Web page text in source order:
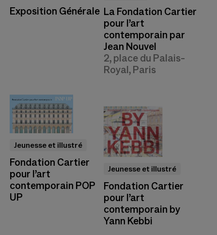
Exposition Générale La Fondation Cartier
pour l’art
contemporain par
Jean Nouvel
2, place du Palais-
Royal, Paris
Jeunesse et illustré
Fondation Cartier
pour l’art
contemporain POP
UP
Jeunesse et illustré
Fondation Cartier
pour l’art
contemporain by
Yann Kebbi